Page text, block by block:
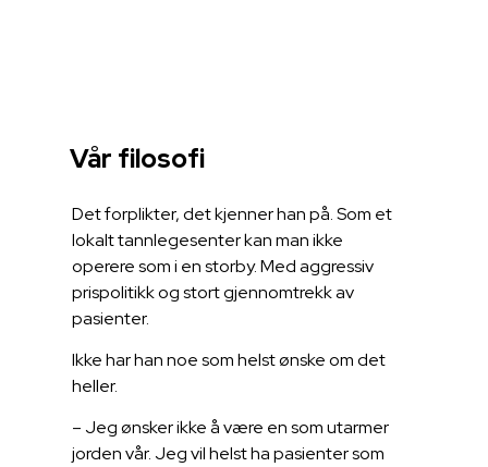
Det forplikter, det kjenner han på. Som et
lokalt tannlegesenter kan man ikke
operere som i en storby. Med aggressiv
prispolitikk og stort gjennomtrekk av
pasienter.
Ikke har han noe som helst ønske om det
heller.
– Jeg ønsker ikke å være en som utarmer
jorden vår. Jeg vil helst ha pasienter som
Vår filosofi